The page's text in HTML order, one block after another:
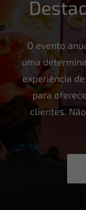
O evento
uma
experiência
para
clientes.